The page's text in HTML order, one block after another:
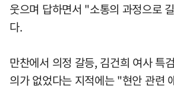
웃으며 답하면서 "소통의 과정으로
다.
만찬에서 의정 갈등, 김건희 여사 특
의가 없었다는 지적에는 "현안 관련